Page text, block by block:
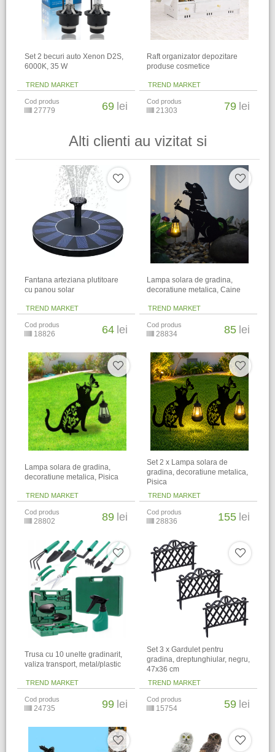
Set 2 becuri auto Xenon D2S,
6000K, 35 W
TREND MARKET
Cod produs
27779 69 lei
Raft organizator depozitare
produse cosmetice
TREND MARKET
Cod produs
21303 79 lei
Alti clienti au vizitat si
Fantana arteziana plutitoare
cu panou solar
TREND MARKET
Cod produs
18826 64 lei
Lampa solara de gradina,
decoratiune metalica, Caine
TREND MARKET
Cod produs
28834 85 lei
Lampa solara de gradina,
decoratiune metalica, Pisica
TREND MARKET
Cod produs
28802 89 lei
Set 2 x Lampa solara de
gradina, decoratiune metalica,
Pisica
TREND MARKET
Cod produs
28836 155 lei
Trusa cu 10 unelte gradinarit,
valiza transport, metal/plastic
TREND MARKET
Cod produs
24735 99 lei
Set 3 x Gardulet pentru
gradina, dreptunghiular, negru,
47x36 cm
TREND MARKET
Cod produs
15754 59 lei